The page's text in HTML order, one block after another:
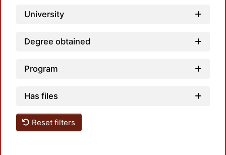
University
Degree obtained
Program
Has files
Reset filters